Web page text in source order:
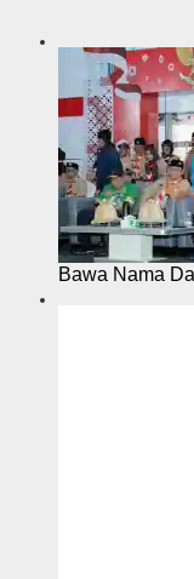
Bawa Nama